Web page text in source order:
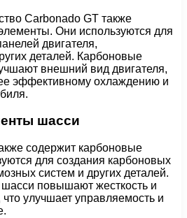
Carbonado GT также
Они используются для
двигателя,
деталей. Карбоновые
внешний вид двигателя,
эффективному охлаждению и
шасси
содержит карбоновые
для создания карбоновых
систем и других деталей.
повышают жесткость и
улучшает управляемость и